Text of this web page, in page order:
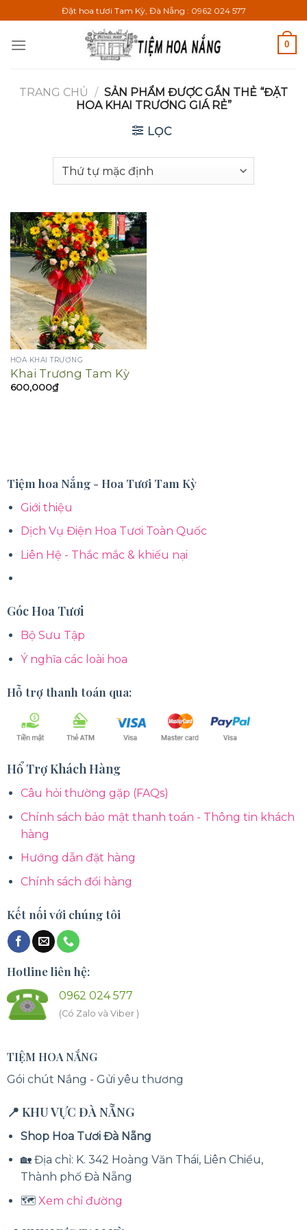
qua
nội
Đặt hoa tươi Tam Kỳ, Đà Nẵng : 0962 024 577
0
TRANG CHỦ / SẢN PHẨM ĐƯỢC GẮN THẺ “ĐẶT
HOA KHAI TRƯƠNG GIÁ RẺ”
LỌC
HOA KHAI TRƯƠNG
Khai Trương Tam Kỳ
600,000₫
Tiệm hoa Nắng - Hoa Tươi Tam Kỳ
Giới thiệu
Dịch Vụ Điện Hoa Tươi Toàn Quốc
Liên Hệ - Thắc mắc & khiếu nại
Góc Hoa Tươi
Bộ Sưu Tập
Ý nghĩa các loài hoa
Hỗ trợ thanh toán qua:
Hổ Trợ Khách Hàng
Câu hỏi thường gặp (FAQs)
Chính sách bảo mật thanh toán - Thông tin khách
hàng
Hướng dẫn đặt hàng
Chính sách đổi hàng
Kết nối với chúng tôi
Hotline liên hệ:
0962 024 577
(Có Zalo và Viber )
TIỆM HOA NẮNG
Gói chút Nắng - Gửi yêu thương
📍 KHU VỰC ĐÀ NẴNG
Shop Hoa Tươi Đà Nẵng
🏡 Địa chỉ: K. 342 Hoàng Văn Thái, Liên Chiểu,
Thành phố Đà Nẵng
🗺️Xem chỉ đường